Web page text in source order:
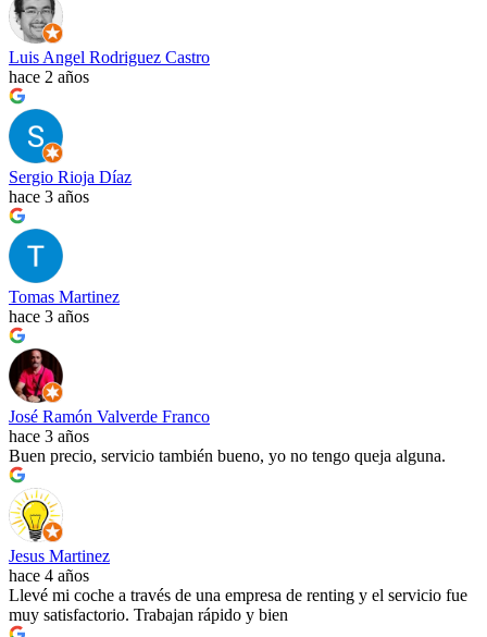
Luis Angel Rodriguez Castro
hace 2 años
Sergio Rioja Díaz
hace 3 años
Tomas Martinez
hace 3 años
José Ramón Valverde Franco
hace 3 años
Buen precio, servicio también bueno, yo no tengo queja alguna.
Jesus Martinez
hace 4 años
Llevé mi coche a través de una empresa de renting y el servicio fue
muy satisfactorio. Trabajan rápido y bien